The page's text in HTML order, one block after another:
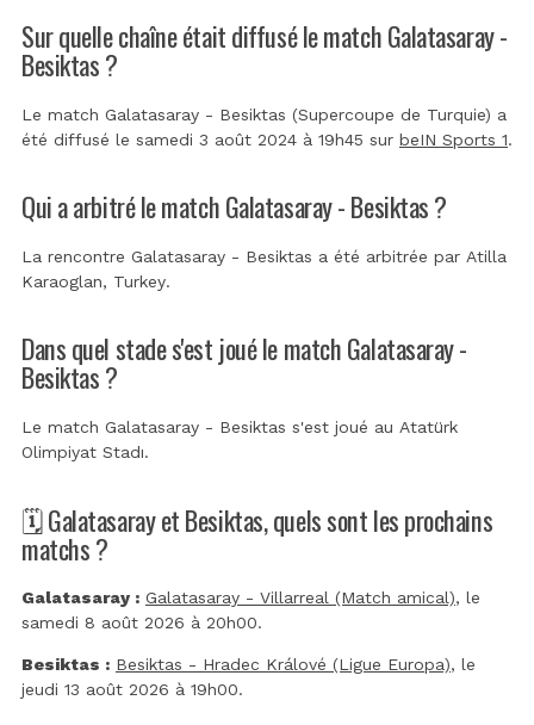
Sur quelle chaîne était diffusé le match Galatasaray -
Besiktas ?
Le match Galatasaray - Besiktas (Supercoupe de Turquie) a
été diffusé le samedi 3 août 2024 à 19h45 sur beIN Sports 1.
Qui a arbitré le match Galatasaray - Besiktas ?
La rencontre Galatasaray - Besiktas a été arbitrée par Atilla
Karaoglan, Turkey.
Dans quel stade s'est joué le match Galatasaray -
Besiktas ?
Le match Galatasaray - Besiktas s'est joué au Atatürk
Olimpiyat Stadı.
🗓️ Galatasaray et Besiktas, quels sont les prochains
matchs ?
Galatasaray : Galatasaray - Villarreal (Match amical), le
samedi 8 août 2026 à 20h00.
Besiktas : Besiktas - Hradec Králové (Ligue Europa), le
jeudi 13 août 2026 à 19h00.